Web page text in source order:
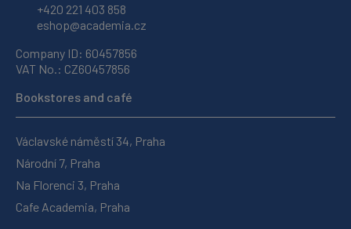
+420 221 403 858
eshop@academia.cz
Company ID: 60457856
VAT No.: CZ60457856
Bookstores and café
Václavské náměstí 34, Praha
Národní 7, Praha
Na Florenci 3, Praha
Cafe Academia, Praha